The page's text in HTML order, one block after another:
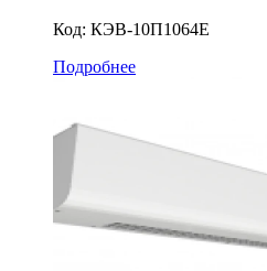
Код: КЭВ-10П1064Е
Подробнее